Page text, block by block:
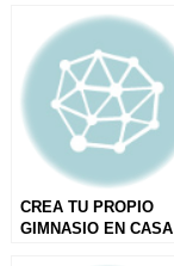
CREA TU PROPIO
GIMNASIO EN CASA